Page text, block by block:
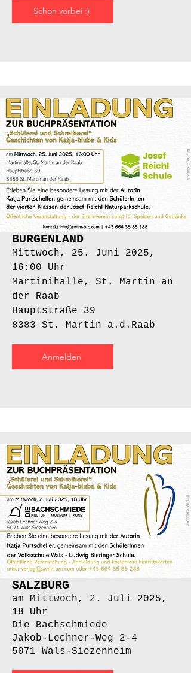
Schon vorbei :)
BURGENLAND
Mittwoch, 25. Juni 2025,
16:00 Uhr
Martinihalle, St. Martin an
der Raab
Hauptstraße 39
8383 St. Martin a.d.Raab
Anmelden
SALZBURG
am Mittwoch, 2. Juli 2025,
18 Uhr
Die Bachschmiede
Jakob-Lechner-Weg 2-4
5071 Wals-Siezenheim